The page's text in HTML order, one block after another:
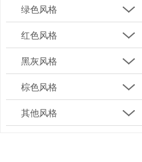
绿色风格
红色风格
黑灰风格
棕色风格
其他风格